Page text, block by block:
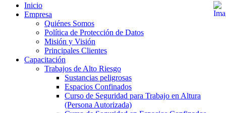
Inicio
Empresa
Quiénes Somos
Política de Protección de Datos
Misión y Visión
Principales Clientes
Capacitación
Trabajos de Alto Riesgo
Sustancias peligrosas
Espacios Confinados
Curso de Seguridad para Trabajo en Altura
(Persona Autorizada)